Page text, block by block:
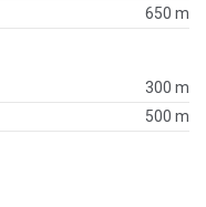
650 m
300 m
500 m